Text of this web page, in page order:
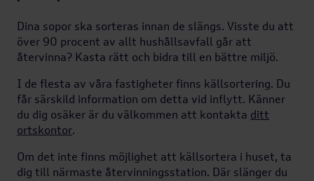
Trivselregler
Störningsjour
Trygg hemma
Dina sopor ska sorteras innan de slängs. Visste du att
över 90 procent av allt hushållsavfall går att
återvinna? Kasta rätt och bidra till en bättre miljö.
I de flesta av våra fastigheter finns källsortering. Du
får särskild information om detta vid inflytt. Känner
du dig osäker är du välkommen att kontakta ditt
ortskontor.
Om det inte finns möjlighet att källsortera i huset, ta
dig till närmaste återvinningsstation. Där slänger du